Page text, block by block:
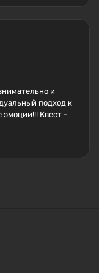
и
подход к
Квест -